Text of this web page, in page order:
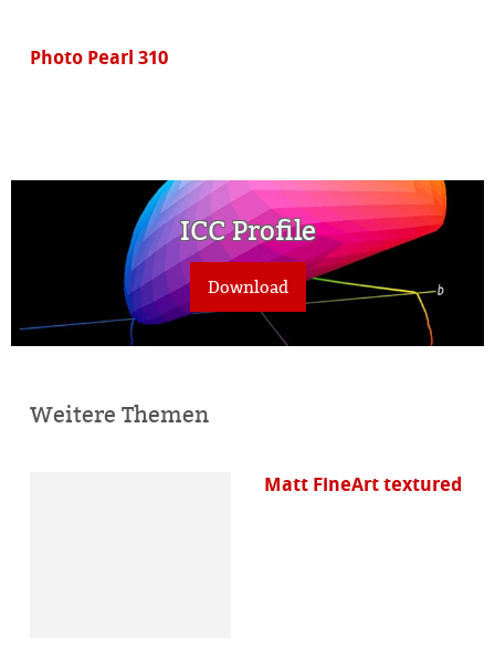
Photo Pearl 310
ICC Profile
Download
Weitere Themen
Matt FineArt textured